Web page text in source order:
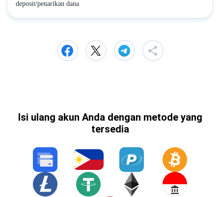
deposit/penarikan dana
Isi ulang akun Anda dengan metode yang
tersedia